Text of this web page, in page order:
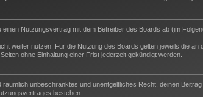
Nutzungsvertrag mit dem Betreiber des Boards ab (im
weiter nutzen. Für die Nutzung des Boards gelten jeweils die an
ohne Einhaltung einer Frist jederzeit gekündigt werden.
unbeschränktes und unentgeltliches Recht, deinen
bestehen.